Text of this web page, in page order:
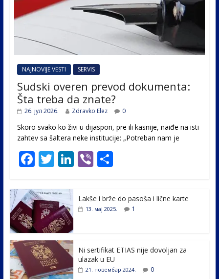
NAJNOVIJE VESTI SERVIS
Sudski overen prevod dokumenta:
Šta treba da znate?
26. јул 2026. Zdravko Elez 0
Skoro svako ko živi u dijaspori, pre ili kasnije, naiđe na isti
zahtev sa šaltera neke institucije: „Potreban nam je
F
e
b
o
o
k
T
itt
er
Li
e
Vi
er
S
ar
e
Lakše i brže do pasoša i lične karte
13. мај 2025. 1
Ni sertifikat ETIAS nije dovoljan za
ulazak u EU
21. новембар 2024. 0